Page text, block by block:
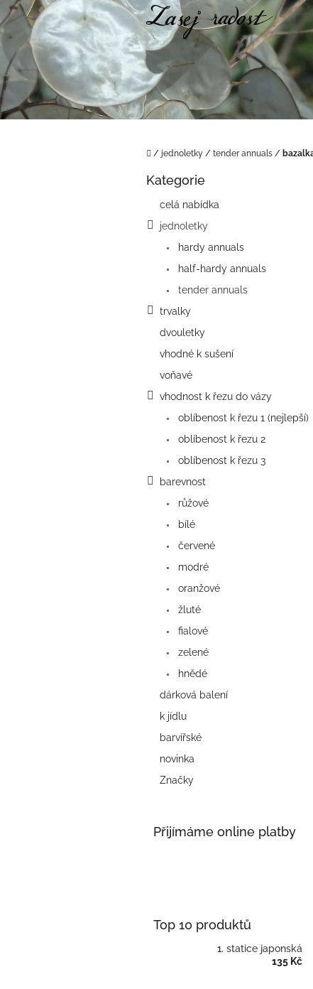
Přejít
na
obsah
Domů
/ jednoletky / tender annuals /
Přeskočit
Kategorie
celá nabídka
jednoletky
hardy annuals
half-hardy annuals
tender annuals
trvalky
dvouletky
vhodné k sušení
voňavé
vhodnost k řezu do vázy
oblíbenost k řezu 1 (nejlepší)
oblíbenost k řezu 2
oblíbenost k řezu 3
barevnost
růžové
bílé
červené
modré
oranžové
žluté
fialové
zelené
hnědé
dárková balení
k jídlu
barvířské
novinka
Značky
Přijímáme online platby
Top 10 produktů
statice japonská
135 Kč